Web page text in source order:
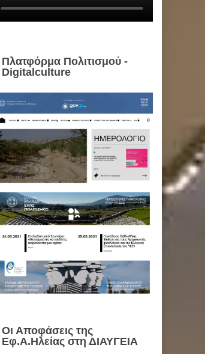
Πλατφόρμα Πολιτισμού -
Digitalculture
Οι Αποφάσεις της
Εφ.Α.Ηλείας στη ΔΙΑΥΓΕΙΑ